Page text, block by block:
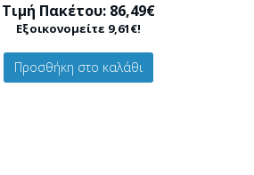
Τιμή Πακέτου: 86,49€
Εξοικονομείτε 9,61€!
Προσθήκη στο καλάθι